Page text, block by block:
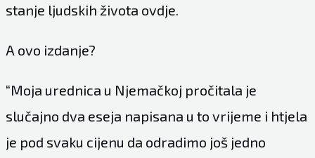
stanje ljudskih života ovdje.
A ovo izdanje?
“Moja urednica u Njemačkoj pročitala je
slučajno dva eseja napisana u to vrijeme i htjela
je pod svaku cijenu da odradimo još jedno